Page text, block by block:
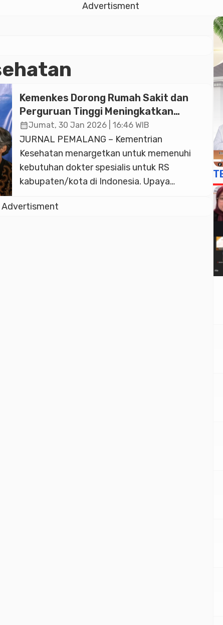
Advertisment
Kemenkes Dorong Rumah Sakit dan
Perguruan Tinggi Meningkatkan
Dokter Spesialis di RS dan Kabupaten
dan Kota
calendar_monthJumat, 30 Jan 2026 | 16:46 WIB
JURNAL PEMALANG – Kementrian
Kesehatan menargetkan untuk memenuhi
kebutuhan dokter spesialis untuk RS
kabupaten/kota di Indonesia. Upaya
kerjasama dengan RS maupun perguruan
Advertisment